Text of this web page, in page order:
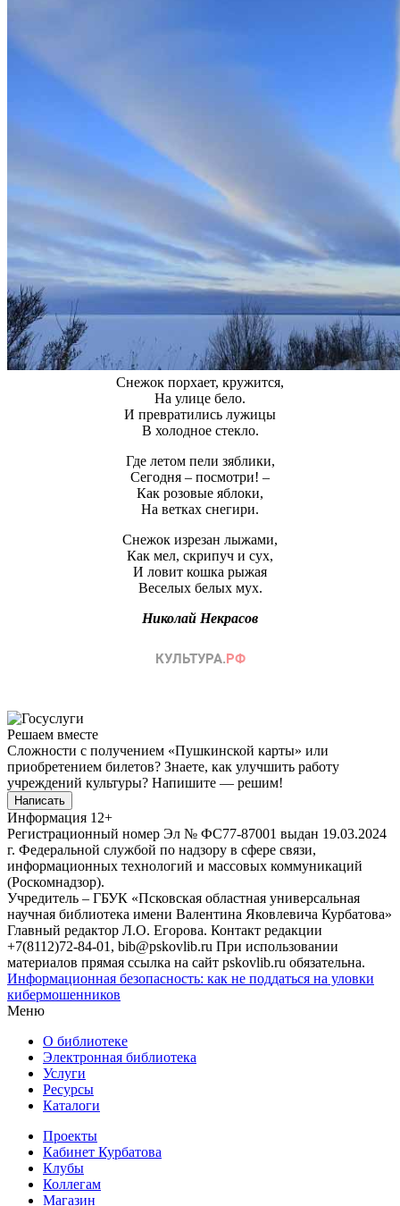
Снежок порхает, кружится,
На улице бело.
И превратились лужицы
В холодное стекло.
Где летом пели зяблики,
Сегодня – посмотри! –
Как розовые яблоки,
На ветках снегири.
Снежок изрезан лыжами,
Как мел, скрипуч и сух,
И ловит кошка рыжая
Веселых белых мух.
Николай Некрасов
Решаем вместе
Сложности с получением «Пушкинской карты» или
приобретением билетов? Знаете, как улучшить работу
учреждений культуры? Напишите — решим!
Написать
Информация 12+
Регистрационный номер Эл № ФС77-87001 выдан 19.03.2024
г. Федеральной службой по надзору в сфере связи,
информационных технологий и массовых коммуникаций
(Роскомнадзор).
Учредитель – ГБУК «Псковская областная универсальная
научная библиотека имени Валентина Яковлевича Курбатова»
Главный редактор Л.О. Егорова. Контакт редакции
+7(8112)72-84-01, bib@pskovlib.ru При использовании
материалов прямая ссылка на сайт pskovlib.ru обязательна.
Информационная безопасность: как не поддаться на уловки
кибермошенников
Меню
О библиотеке
Электронная библиотека
Услуги
Ресурсы
Каталоги
Проекты
Кабинет Курбатова
Клубы
Коллегам
Магазин